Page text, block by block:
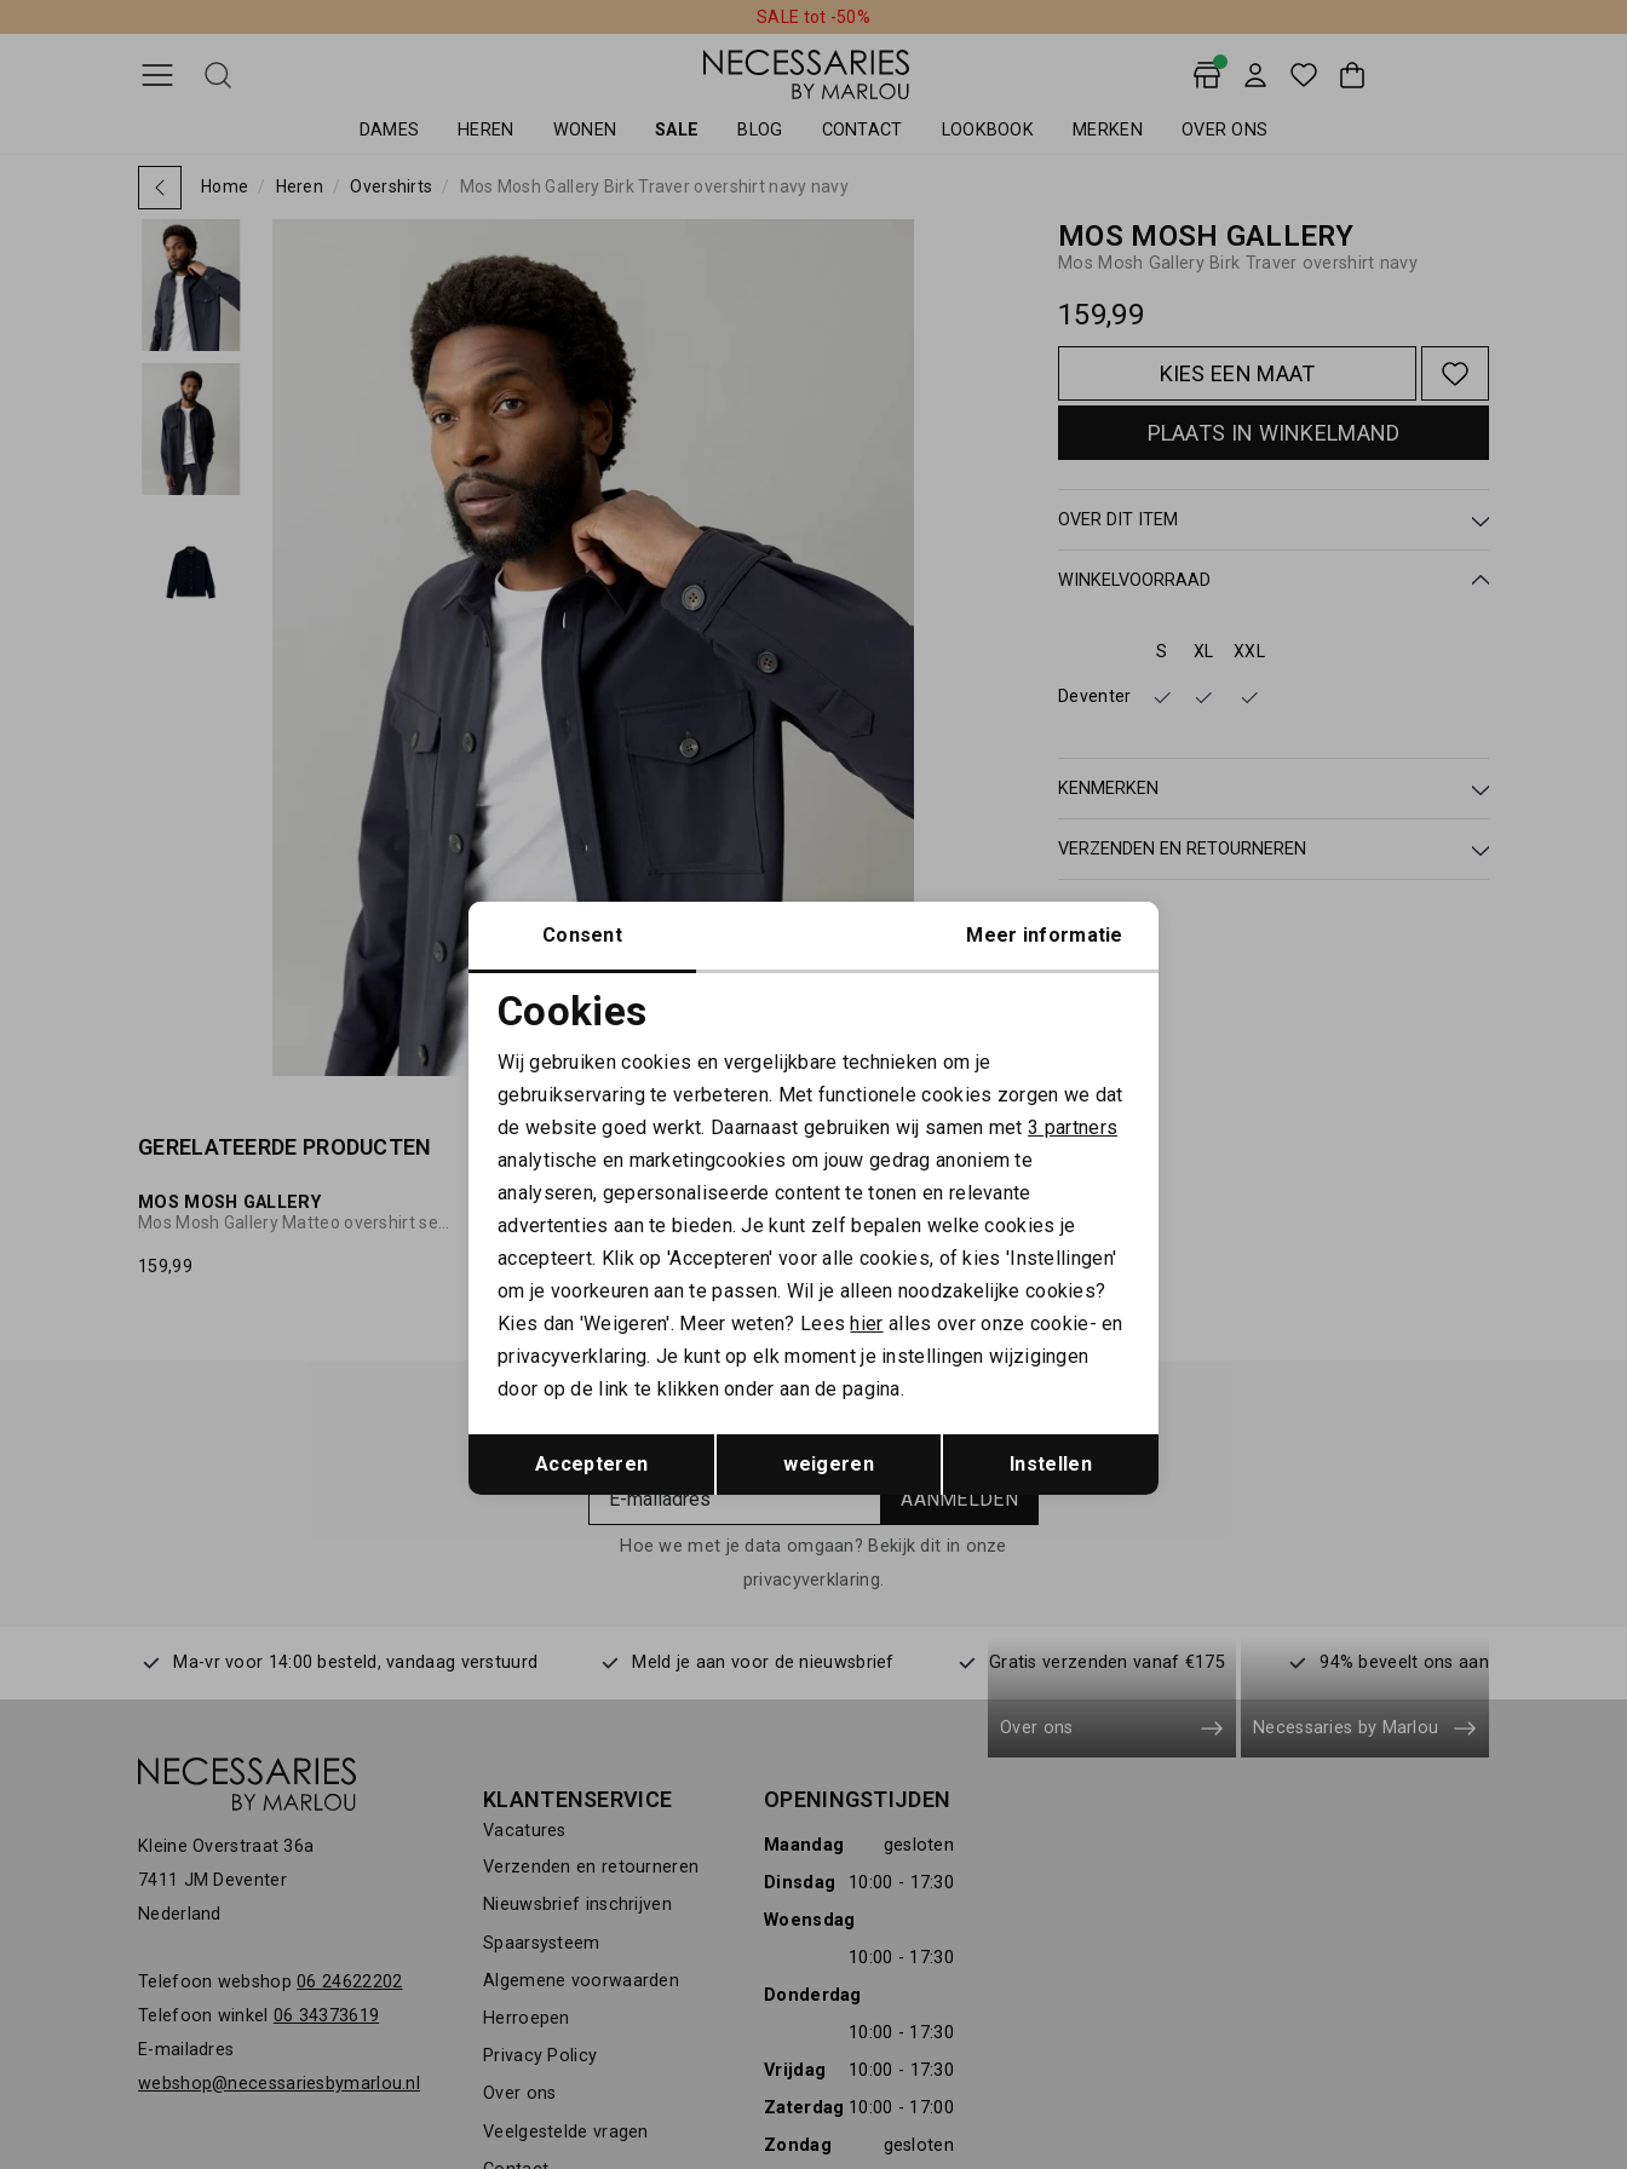
SALE tot -50%
DAMES HEREN WONEN SALE BLOG CONTACT LOOKBOOK MERKEN OVER ONS
Home Heren Overshirts Mos Mosh Gallery Birk Traver overshirt navy navy
MOS MOSH GALLERY
Mos Mosh Gallery Birk Traver overshirt navy
159,99
KIES EEN MAAT
PLAATS IN WINKELMAND
OVER DIT ITEM
WINKELVOORRAAD
S XL XXL
Deventer
KENMERKEN
VERZENDEN EN RETOURNEREN
GERELATEERDE PRODUCTEN
NIEUW
MOS MOSH GALLERY
159,99
MOS MOSH GALLERY
Mos Mosh Gallery Austin knit overshirt dune
199,99
MOS MOSH GALLERY
159,00
ALTIJD ALS EERSTE OP DE HOOGTE ZIJN?
AANMELDEN
Hoe we met je data omgaan? Bekijk dit in onze
privacyverklaring.
Ma-vr voor 14:00 besteld, vandaag verstuurd Meld je aan voor de nieuwsbrief Gratis verzenden vanaf €175 94% beveelt ons aan
Kleine Overstraat 36a
7411 JM Deventer
Nederland
Telefoon webshop06 24622202
Telefoon winkel 06 34373619
E-mailadres
webshop@necessariesbymarlou.nl
KLANTENSERVICE
Vacatures
Verzenden en retourneren
Nieuwsbrief inschrijven
Spaarsysteem
Algemene voorwaarden
Herroepen
Privacy Policy
Over ons
Veelgestelde vragen
OPENINGSTIJDEN
Maandag
gesloten
Dinsdag
10:00 - 17:30
Woensdag
10:00 - 17:30
Donderdag
10:00 - 17:30
Vrijdag
10:00 - 17:30
Zaterdag 10:00 - 17:00
Zondag
gesloten
Over ons Necessaries by Marlou
Noodzakelijke cookies
Analytische cookies Marketing cookies
Terug Opslaan
Consent Meer informatie
Cookies
Wij gebruiken cookies en vergelijkbare technieken om je
gebruikservaring te verbeteren. Met functionele cookies zorgen we dat
de website goed werkt. Daarnaast gebruiken wij samen met3 partners
analytische en marketingcookies om jouw gedrag anoniem te
analyseren, gepersonaliseerde content te tonen en relevante
advertenties aan te bieden. Je kunt zelf bepalen welke cookies je
accepteert. Klik op 'Accepteren' voor alle cookies, of kies 'Instellingen'
om je voorkeuren aan te passen. Wil je alleen noodzakelijke cookies?
Kies dan 'Weigeren'. Meer weten? Leeshier alles over onze cookie- en
privacyverklaring. Je kunt op elk moment je instellingen wijzigingen
door op de link te klikken onder aan de pagina.
Accepteren weigeren Instellen